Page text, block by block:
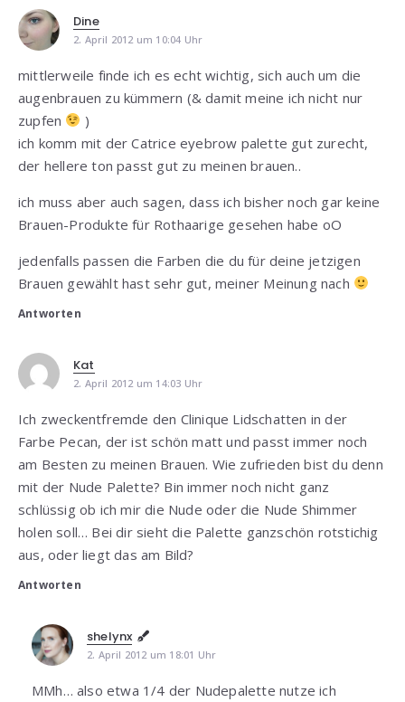
Dine
2. April 2012 um 10:04 Uhr
mittlerweile finde ich es echt wichtig, sich auch um die
augenbrauen zu kümmern (& damit meine ich nicht nur
zupfen
)
ich komm mit der Catrice eyebrow palette gut zurecht,
der hellere ton passt gut zu meinen brauen..
ich muss aber auch sagen, dass ich bisher noch gar keine
Brauen-Produkte für Rothaarige gesehen habe oO
jedenfalls passen die Farben die du für deine jetzigen
Brauen gewählt hast sehr gut, meiner Meinung nach
Antworten
Kat
2. April 2012 um 14:03 Uhr
Ich zweckentfremde den Clinique Lidschatten in der
Farbe Pecan, der ist schön matt und passt immer noch
am Besten zu meinen Brauen. Wie zufrieden bist du denn
mit der Nude Palette? Bin immer noch nicht ganz
schlüssig ob ich mir die Nude oder die Nude Shimmer
holen soll… Bei dir sieht die Palette ganzschön rotstichig
aus, oder liegt das am Bild?
Antworten
shelynx
2. April 2012 um 18:01 Uhr
MMh… also etwa 1/4 der Nudepalette nutze ich